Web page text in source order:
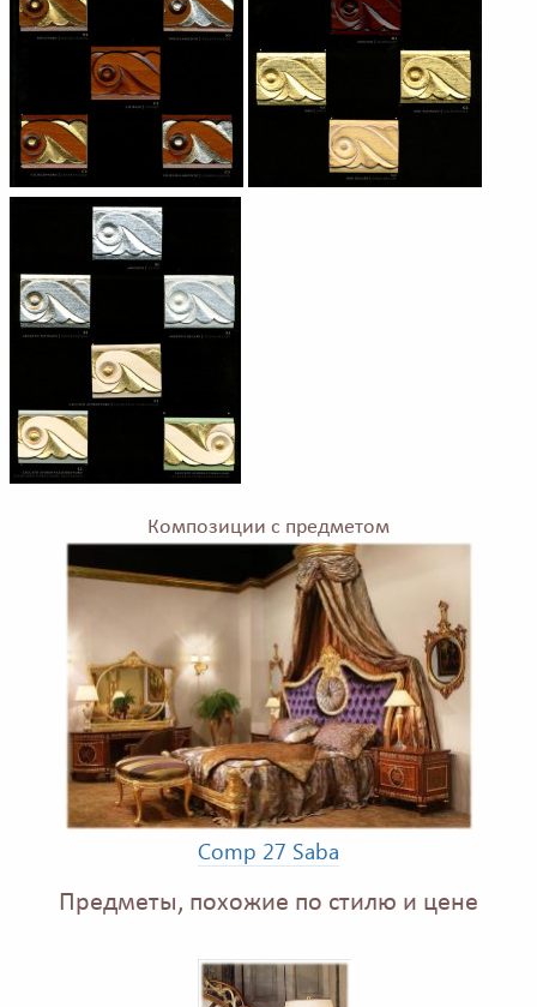
Композиции с предметом
Comp 27 Saba
Предметы, похожие по стилю и цене